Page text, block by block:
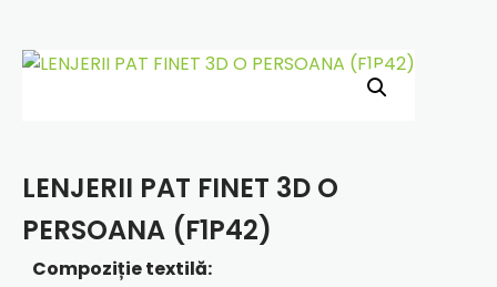
LENJERII PAT FINET 3D O
PERSOANA (F1P42)
Compoziție textilă: